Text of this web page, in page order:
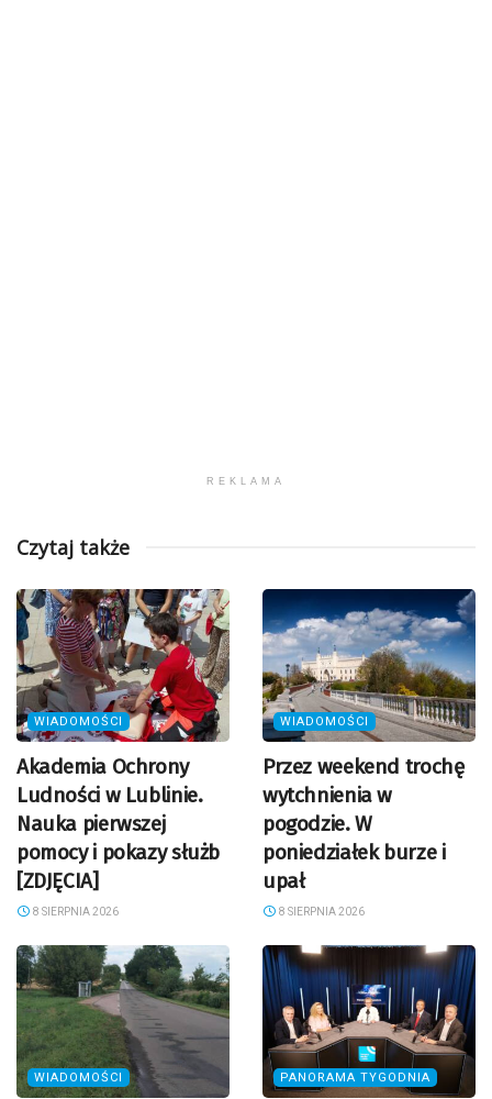
REKLAMA
Czytaj także
WIADOMOŚCI
Akademia Ochrony
Ludności w Lublinie.
Nauka pierwszej
pomocy i pokazy służb
[ZDJĘCIA]
8 SIERPNIA 2026
WIADOMOŚCI
Przez weekend trochę
wytchnienia w
pogodzie. W
poniedziałek burze i
upał
8 SIERPNIA 2026
WIADOMOŚCI PANORAMA TYGODNIA